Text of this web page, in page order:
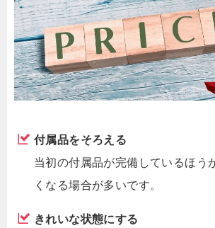
付属品をそろえる
当初の付属品が完備しているほう
くなる場合が多いです。
きれいな状態にする